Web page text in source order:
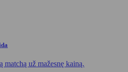
matchą už mažesnę kainą.